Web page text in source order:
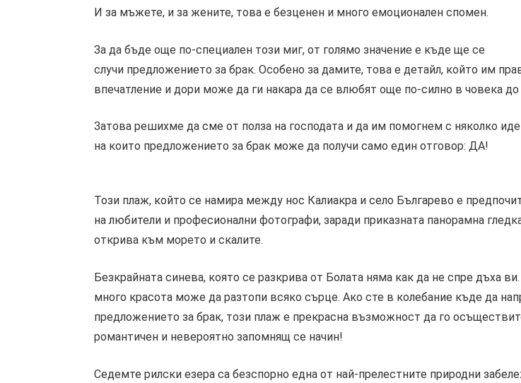
И за мъжете, и за жените, това е безценен и много емоционален спомен.
За да бъде още по-специален този миг, от голямо значение е къде ще се
случи предложението за брак. Особено за дамите, това е детайл, който им
впечатление и дори може да ги накара да се влюбят още по-силно в човека до
Затова решихме да сме от полза на господата и да им помогнем с няколко
на които предложението за брак може да получи само един отговор: ДА!
Този плаж, който се намира между нос Калиакра и село Българево е
на любители и професионални фотографи, заради приказната панорамна
открива към морето и скалите.
Безкрайната синева, която се разкрива от Болата няма как да не спре дъха
много красота може да разтопи всяко сърце. Ако сте в колебание къде да
предложението за брак, този плаж е прекрасна възможност да го
романтичен и невероятно запомнящ се начин!
Седемте рилски езера са безспорно една от най-прелестните природни